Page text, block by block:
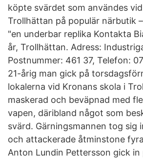
köpte svärdet som användes
Trollhättan på populär närbutik
"en underbar replika Kontakta
år, Trollhättan. Adress:
Postnummer: 461 37, Telefon:
21-årig man gick på
lokalerna vid Kronans skola i
maskerad och beväpnad med
vapen, däribland något som
svärd. Gärningsmannen tog sig
och attackerade åtminstone
Anton Lundin Pettersson gick in